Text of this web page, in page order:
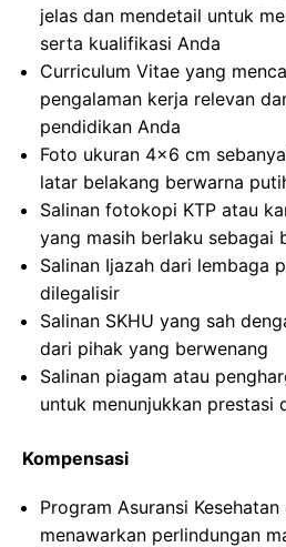
jelas dan mendetail untuk
serta kualifikasi Anda
Curriculum Vitae yang
pengalaman kerja relevan
pendidikan Anda
Foto ukuran 4×6 cm
latar belakang berwarna
Salinan fotokopi KTP atau
yang masih berlaku sebagai
Salinan Ijazah dari lembaga
dilegalisir
Salinan SKHU yang sah
dari pihak yang berwenang
Salinan piagam atau
untuk menunjukkan prestasi
Kompensasi
Program Asuransi
menawarkan perlindungan